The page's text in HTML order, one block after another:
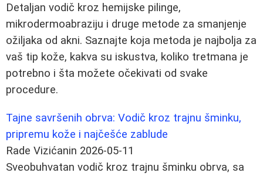
Detaljan vodič kroz hemijske pilinge,
mikrodermoabraziju i druge metode za smanjenje
ožiljaka od akni. Saznajte koja metoda je najbolja za
vaš tip kože, kakva su iskustva, koliko tretmana je
potrebno i šta možete očekivati od svake
procedure.
Tajne savršenih obrva: Vodič kroz trajnu šminku,
pripremu kože i najčešće zablude
Rade Vizićanin 2026-05-11
Sveobuhvatan vodič kroz trajnu šminku obrva, sa